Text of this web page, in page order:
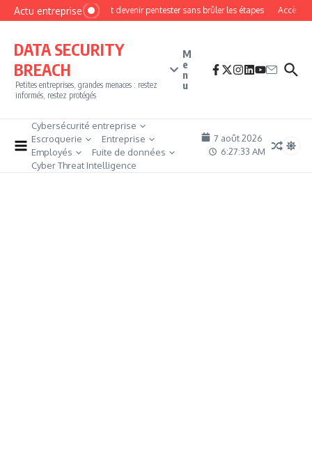
Aller au contenu
Actu entrepriseComment devenir pentester sans brûler les étapes Accès
DATA SECURITY
BREACH
Petites entreprises, grandes menaces : restez
informés, restez protégés
M
e
n
u
Cybersécurité entreprise
Escroquerie
Entreprise
Employés
Fuite de données
Cyber Threat Intelligence
7 août 2026
6:27:34 AM